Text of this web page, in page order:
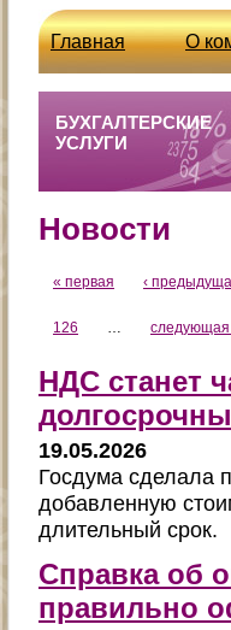
Главная О
http://optcons.ru/
БУХГАЛТЕРСКИЕ
УСЛУГИ
Новости
« первая ‹
126 следующая
НДС станет
19.05.2026
Госдума сделала
добавленную
длительный срок.
Справка об
правильно